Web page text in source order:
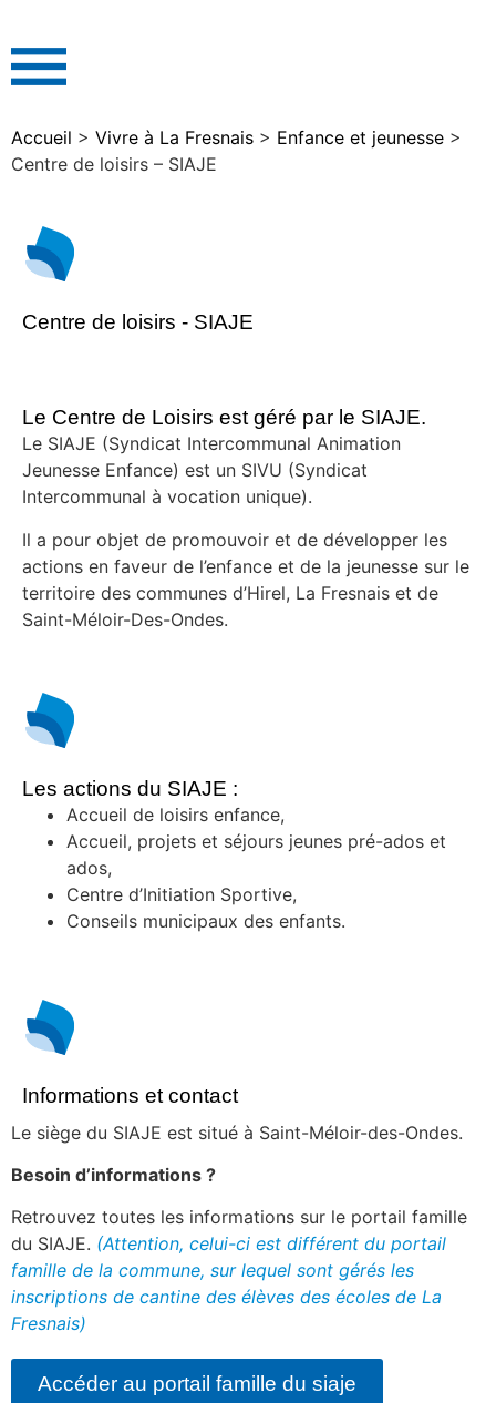
Accueil > Vivre à La Fresnais > Enfance et jeunesse >
Centre de loisirs – SIAJE
Centre de loisirs - SIAJE
Le Centre de Loisirs est géré par le SIAJE.
Le SIAJE (Syndicat Intercommunal Animation
Jeunesse Enfance) est un SIVU (Syndicat
Intercommunal à vocation unique).
Il a pour objet de promouvoir et de développer les
actions en faveur de l’enfance et de la jeunesse sur le
territoire des communes d’Hirel, La Fresnais et de
Saint-Méloir-Des-Ondes.
Les actions du SIAJE :
Accueil de loisirs enfance,
Accueil, projets et séjours jeunes pré-ados et
ados,
Centre d’Initiation Sportive,
Conseils municipaux des enfants.
Informations et contact
Le siège du SIAJE est situé à Saint-Méloir-des-Ondes.
Besoin d’informations ?
Retrouvez toutes les informations sur le portail famille
du SIAJE. (Attention, celui-ci est différent du portail
famille de la commune, sur lequel sont gérés les
inscriptions de cantine des élèves des écoles de La
Fresnais)
Accéder au portail famille du siaje